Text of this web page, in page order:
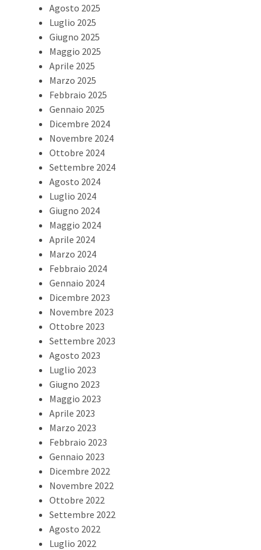
Agosto 2025
Luglio 2025
Giugno 2025
Maggio 2025
Aprile 2025
Marzo 2025
Febbraio 2025
Gennaio 2025
Dicembre 2024
Novembre 2024
Ottobre 2024
Settembre 2024
Agosto 2024
Luglio 2024
Giugno 2024
Maggio 2024
Aprile 2024
Marzo 2024
Febbraio 2024
Gennaio 2024
Dicembre 2023
Novembre 2023
Ottobre 2023
Settembre 2023
Agosto 2023
Luglio 2023
Giugno 2023
Maggio 2023
Aprile 2023
Marzo 2023
Febbraio 2023
Gennaio 2023
Dicembre 2022
Novembre 2022
Ottobre 2022
Settembre 2022
Agosto 2022
Luglio 2022